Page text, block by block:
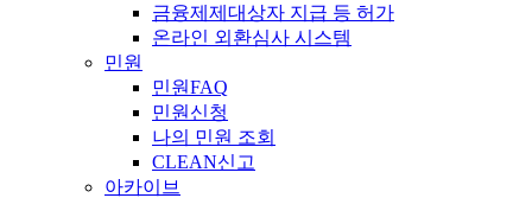
금융제제대상자 지급 등 허가
온라인 외환심사 시스템
민원
민원FAQ
민원신청
나의 민원 조회
CLEAN신고
아카이브